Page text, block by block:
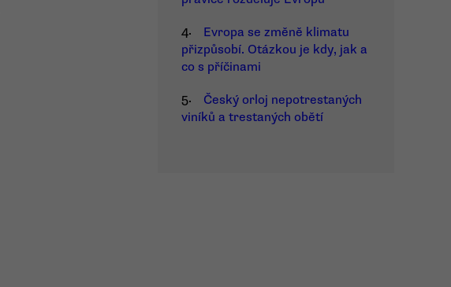
4.
Evropa se změně klimatu
přizpůsobí. Otázkou je kdy, jak a
co s příčinami
5.
Český orloj nepotrestaných
viníků a trestaných obětí